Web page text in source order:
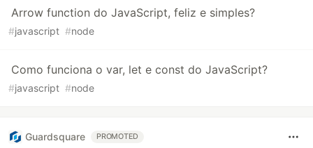
Arrow function do JavaScript, feliz e simples?
#javascript #node
Como funciona o var, let e const do JavaScript?
#javascript #node
Guardsquare PROMOTED